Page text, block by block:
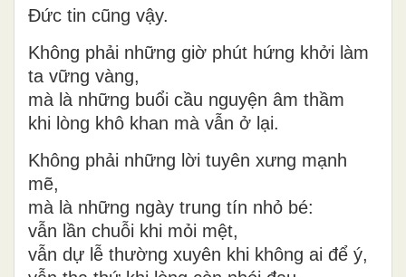
Đức tin cũng vậy.
Không phải những giờ phút hứng khởi làm
ta vững vàng,
mà là những buổi cầu nguyện âm thầm
khi lòng khô khan mà vẫn ở lại.
Không phải những lời tuyên xưng mạnh
mẽ,
mà là những ngày trung tín nhỏ bé:
vẫn lần chuỗi khi mỏi mệt,
vẫn dự lễ thường xuyên khi không ai để ý,